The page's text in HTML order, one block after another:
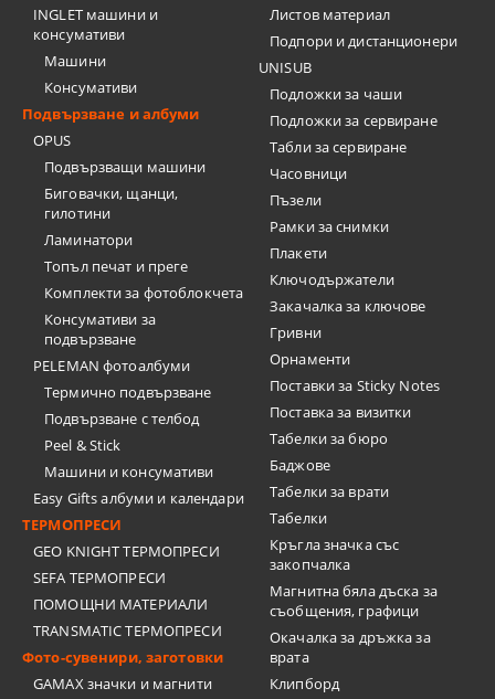
INGLET машини и
консумативи
Машини
Консумативи
Подвързване и албуми
OPUS
Подвързващи машини
Биговачки, щанци,
гилотини
Ламинатори
Топъл печат и преге
Комплекти за фотоблокчета
Консумативи за
подвързване
PELEMAN фотоалбуми
Термично подвързване
Подвързване с телбод
Peel & Stick
Машини и консумативи
Easy Gifts албуми и календари
ТЕРМОПРЕСИ
GEO KNIGHT ТЕРМОПРЕСИ
SEFA ТЕРМОПРЕСИ
ПОМОЩНИ МАТЕРИАЛИ
TRANSMATIC ТЕРМОПРЕСИ
Фото-сувенири, заготовки
GAMAX значки и магнити
Листов материал
Подпори и дистанционери
UNISUB
Подложки за чаши
Подложки за сервиране
Табли за сервиране
Часовници
Пъзели
Рамки за снимки
Плакети
Ключодържатели
Закачалка за ключове
Гривни
Орнаменти
Поставки за Sticky Notes
Поставка за визитки
Tабелки за бюро
Баджове
Табелки за врати
Табелки
Кръгла значка със
закопчалка
Магнитна бяла дъска за
съобщения, графици
Окачалка за дръжка за
врата
Клипборд